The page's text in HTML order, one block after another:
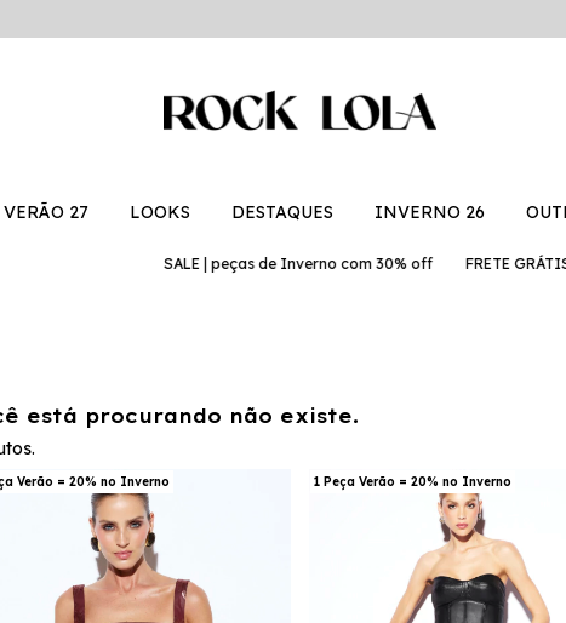
VERÃO 27 LOOKS DESTAQUES INVERNO 26
SALE | peças de Inverno com 30% off FRETE GRÁTIS | em
está procurando não existe.
Verão = 20% no Inverno 1 Peça Verão = 20% no Inverno